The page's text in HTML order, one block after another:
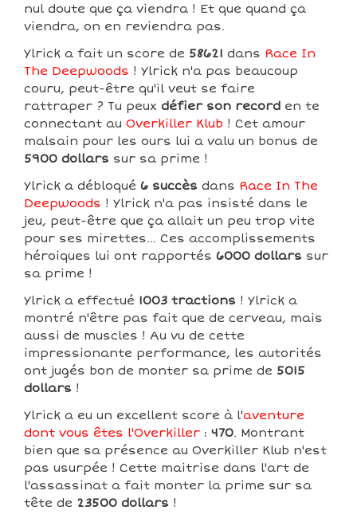
nul doute que ça viendra ! Et que quand ça
viendra, on en reviendra pas.
Ylrick a fait un score de 58621 dans Race In
The Deepwoods ! Ylrick n'a pas beaucoup
couru, peut-être qu'il veut se faire
rattraper ? Tu peux défier son record en te
connectant au Overkiller Klub ! Cet amour
malsain pour les ours lui a valu un bonus de
5900 dollars sur sa prime !
Ylrick a débloqué 6 succès dans Race In The
Deepwoods ! Ylrick n'a pas insisté dans le
jeu, peut-être que ça allait un peu trop vite
pour ses mirettes... Ces accomplissements
héroiques lui ont rapportés 6000 dollars sur
sa prime !
Ylrick a effectué 1003 tractions ! Ylrick a
montré n'être pas fait que de cerveau, mais
aussi de muscles ! Au vu de cette
impressionante performance, les autorités
ont jugés bon de monter sa prime de 5015
dollars !
Ylrick a eu un excellent score à l'aventure
dont vous êtes l'Overkiller : 470. Montrant
bien que sa présence au Overkiller Klub n'est
pas usurpée ! Cette maitrise dans l'art de
l'assassinat a fait monter la prime sur sa
tête de 23500 dollars !